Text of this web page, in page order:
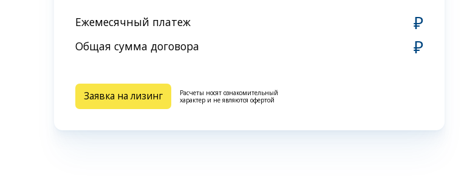
Ежемесячный платеж ₽
Общая сумма договора ₽
Заявка на лизинг
Расчеты носят ознакомительный
характер и не являются офертой